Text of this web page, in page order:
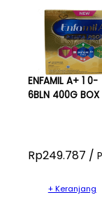
ENFAMIL A+ 1 0-
6BLN 400G BOX
Rp249.787 /
+ Keranjang